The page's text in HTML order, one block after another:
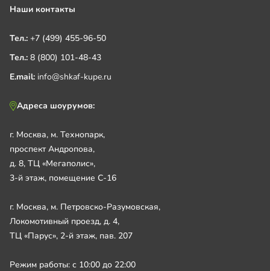
Наши контакты
Тел.: +7 (499) 455-96-50
Тел.: 8 (800) 101-48-43
E.mail: info@shkaf-kupe.ru
Адреса шоурумов:
г. Москва, м. Технопарк,
проспект Андропова,
д. 8, ТЦ «Мегаполис»,
3-й этаж, помещение С-16
г. Москва, м. Петровско-Разумовская,
Локомотивный проезд, д. 4,
ТЦ «Парус», 2-й этаж, пав. 207
Режим работы: с 10:00 до 22:00